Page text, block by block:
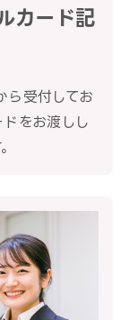
カード記
ら受付してお
をお渡しし